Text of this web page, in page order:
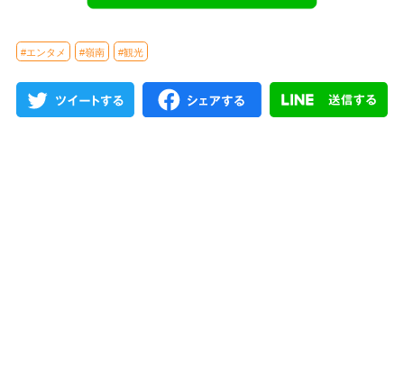
#エンタメ #嶺南 #観光